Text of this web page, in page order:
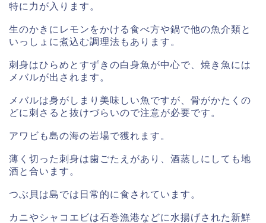
特に力が入ります。
生のかきにレモンをかける食べ方や鍋で他の魚介類と
いっしょに煮込む調理法もあります。
刺身はひらめとすずきの白身魚が中心で、焼き魚には
メバルが出されます。
メバルは身がしまり美味しい魚ですが、骨がかたくの
どに刺さると抜けづらいので注意が必要です。
アワビも島の海の岩場で獲れます。
薄く切った刺身は歯ごたえがあり、酒蒸しにしても地
酒と合います。
つぶ貝は島では日常的に食されています。
カニやシャコエビは石巻漁港などに水揚げされた新鮮